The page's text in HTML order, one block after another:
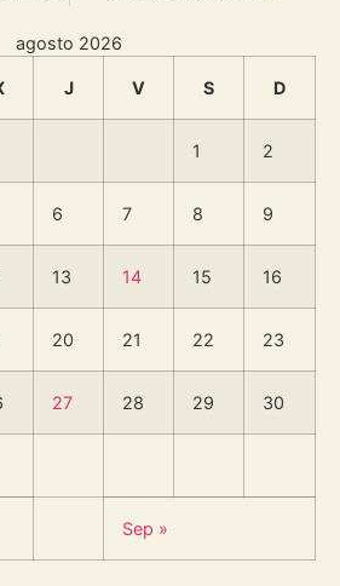
agosto 2026
J V S D
1 2
6 7 8 9
13 14 15 16
20 21 22 23
27 28 29 30
Sep »